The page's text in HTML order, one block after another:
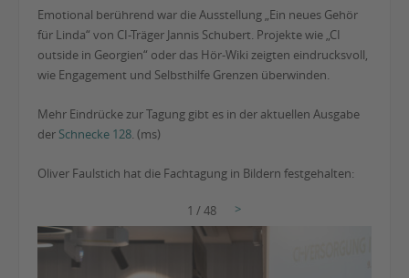
Emotional berührend war die Ausstellung „Ein neues Gehör
für Linda“ von CI-Träger Jannis Schubert. Projekte wie „CI
outside in Georgien“ oder das Hör-Wiki zeigten eindrucksvoll,
wie Engagement und Selbsthilfe Grenzen überwinden.
Mehr Eindrücke zur Tagung gibt es in der aktuellen Ausgabe
der Schnecke 128. (ms)
Oliver Faulstich hat die Fachtagung in Bildern festgehalten:
1 / 48 >